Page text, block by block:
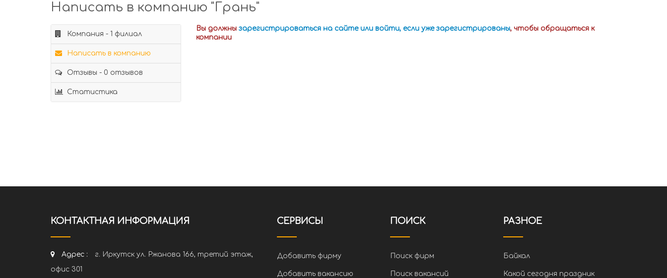
Написать в компанию "Грань"
Компания - 1 филиал
Написать в компанию
Отзывы - 0 отзывов
Статистика
Вы должны зарегистрироваться на сайте или войти, если уже зарегистрированы, чтобы обращаться к
компании
КОНТАКТНАЯ ИНФОРМАЦИЯ
Адрес :
г. Иркутск ул. Ржанова 166, третий этаж,
офис 301
СЕРВИСЫ
Добавить фирму
Добавить вакансию
ПОИСК
Поиск фирм
Поиск вакансий
РАЗНОЕ
Байкал
Какой сегодня праздник